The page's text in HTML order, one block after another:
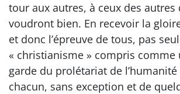
tour aux autres, à ceux des autres
voudront bien. En recevoir la
et donc l’épreuve de tous, pas
« christianisme » compris comme
garde du prolétariat de
chacun, sans exception et de